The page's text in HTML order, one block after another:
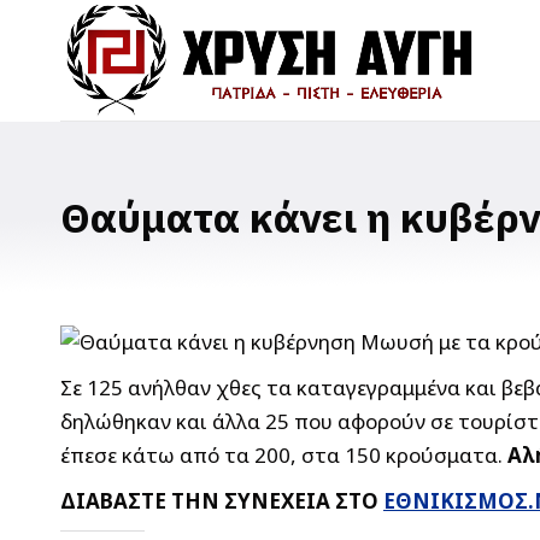
Θαύματα κάνει η
Σε 125 ανήλθαν χθες τα καταγεγραμμένα και
δηλώθηκαν και άλλα 25 που αφορούν σε
έπεσε κάτω από τα 200, στα 150 κρούσματα.
ΔΙΑΒΑΣΤΕ ΤΗΝ ΣΥΝΕΧΕΙΑ ΣΤΟ